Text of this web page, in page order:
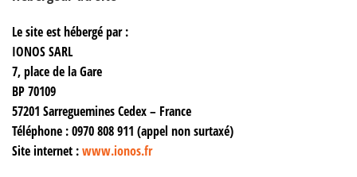
Le site est hébergé par :
IONOS SARL
7, place de la Gare
BP 70109
57201 Sarreguemines Cedex – France
Téléphone :0970 808 911 (appel non surtaxé)
Site internet :www.ionos.fr